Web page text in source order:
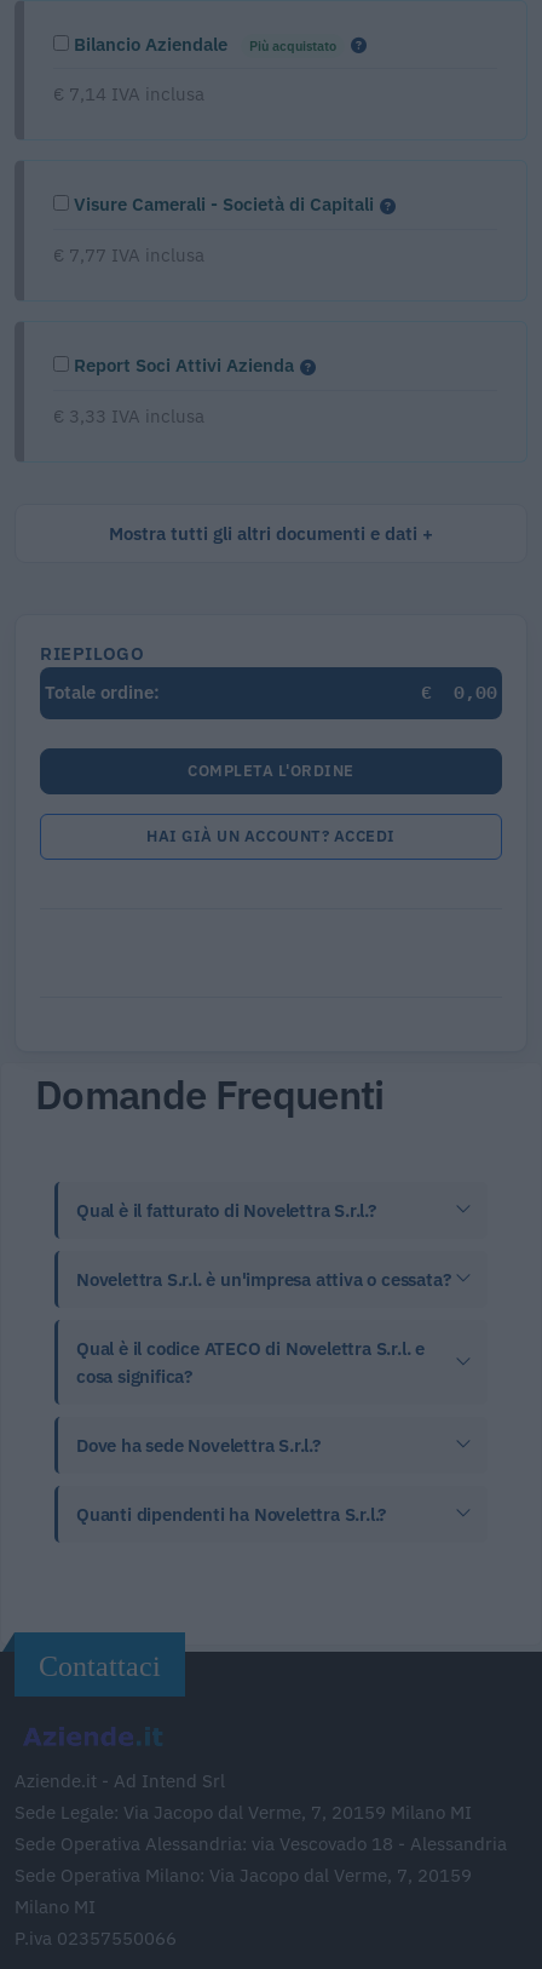
Bilancio Aziendale Più acquistato
€ 7,14 IVA inclusa
Visure Camerali - Società di Capitali
€ 7,77 IVA inclusa
Report Soci Attivi Azienda
€ 3,33 IVA inclusa
Mostra tutti gli altri documenti e dati
RIEPILOGO
Totale ordine:
€ 0,00
COMPLETA L'ORDINE
HAI GIÀ UN ACCOUNT? ACCEDI
Domande Frequenti
Qual è il fatturato di Novelettra S.r.l.?
Novelettra S.r.l. è un'impresa attiva o cessata?
Qual è il codice ATECO di Novelettra S.r.l. e
cosa significa?
Dove ha sede Novelettra S.r.l.?
Quanti dipendenti ha Novelettra S.r.l.?
Contattaci
Aziende.it - Ad Intend Srl
Sede Legale: Via Jacopo dal Verme, 7, 20159 Milano MI
Sede Operativa Alessandria: via Vescovado 18 - Alessandria
Sede Operativa Milano: Via Jacopo dal Verme, 7, 20159
Milano MI
P.iva 02357550066